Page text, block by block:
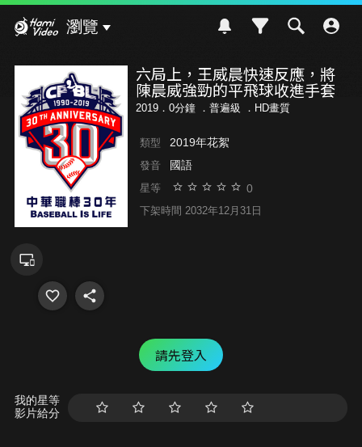
瀏覽
六局上，王威晨快速反應，將
陳晨威強勁的平飛球收進手套
2019．0分鐘 ． 普遍級 ．HD畫質
類型 2019年花絮
發音 國語
星等 0
下架時間 2032年12月31日
請先登入
我的星等
影片給分